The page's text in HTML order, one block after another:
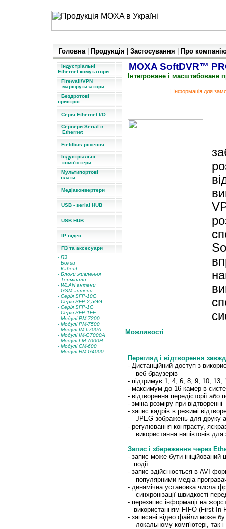
Головна| Продукція Застосування Про
Індустріальні
Ethernet комутатори
Firewall/VPN
маршрутизатори
Бездротові
пристрої
Серія Ethernet I/O
Сервери Serial в
Ethernet
Fieldbus рішення
Індустріальні
комп'ютери
Мультипортові
плати
Медіаконвертери
USB - serial HUB
USB HUB
IP відео
ПЗ та аксесуари
- ПЗ
- Бокси
- КабелІ
- Блоки живлення
- Термінали
- WLAN антени
- GSM антени
- Серія SFP-10G
- Серія SFP-2,5GG
- Серія SFP-1G
- Серія SFP-1FE
- Модулі PM-7200
- Модулі PM-7500
- Модулі IM-6700A
- Модулі IM-G7000A
- МодуліL M-7000H
- Модулі CM-600
- Модулі RM-G4000
MOXA SoftDVR™
Інтегроване і масштабоване
| Інформація для
Можливості
Перегляд і відтворення
- Дистанційний доступ з
веб браузерів
- підтримує 1, 4, 6, 8, 9, 10, 13,
- максимум до 16 камер в
- відтворення передісторії або
- зміна розміру при відтворенні
- запис кадрів в режимі
JPEG зображень для друку
- регулювання контрасту,
використання напівтонів для
Запис і збереження через
- запис може бути ініційований
події
- запис здійснюється в AVI
популярними медіа
- динамічна установка числа
синхронізації швидкості
- перезапис інформації на
використанням FIFO (First-In-
- записані відео файли може
локальному комп'ютері, так